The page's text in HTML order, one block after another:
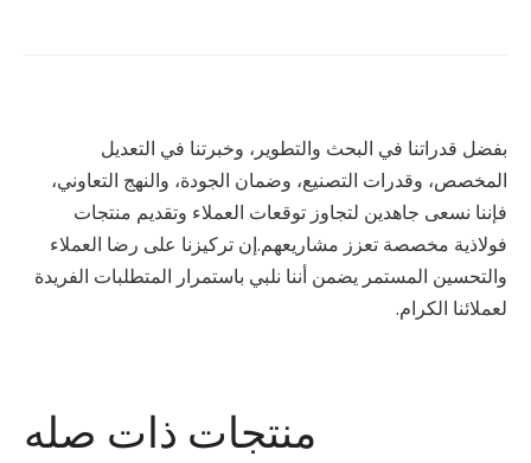
بفضل قدراتنا في البحث والتطوير، وخبرتنا في التعديل
المخصص، وقدرات التصنيع، وضمان الجودة، والنهج التعاوني،
فإننا نسعى جاهدين لتجاوز توقعات العملاء وتقديم منتجات
فولاذية مخصصة تعزز مشاريعهم.إن تركيزنا على رضا العملاء
والتحسين المستمر يضمن أننا نلبي باستمرار المتطلبات الفريدة
لعملائنا الكرام.
منتجات ذات صله